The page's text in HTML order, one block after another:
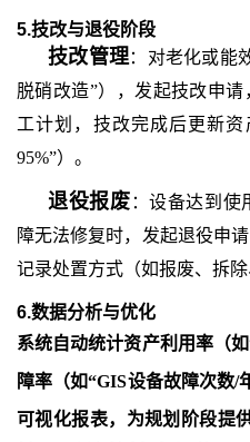
5.技改与退役阶段
技改管理：对老化或能
脱硝改造”），发起技改申
工计划，技改完成后更新
95%”）。
退役报废 ：设备达到使
障无法修复时，发起退役申
记录处置方式（如报废、拆
6.数据分析与优化
系统自动统计资产利用率（如
障率（如“GIS设备故障次数/
可视化报表，为规划阶段提